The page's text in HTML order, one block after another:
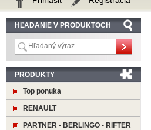
HĽADANIE V PRODUKTOCH
PRODUKTY
Top ponuka
RENAULT
PARTNER - BERLINGO - RIFTER